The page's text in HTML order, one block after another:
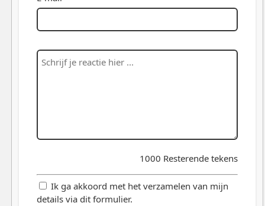
1000 Resterende tekens
Ik ga akkoord met het verzamelen van mijn
details via dit formulier.